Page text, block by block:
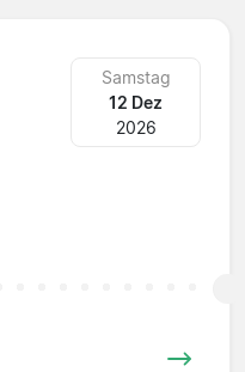
Samstag
12 Dez
2026